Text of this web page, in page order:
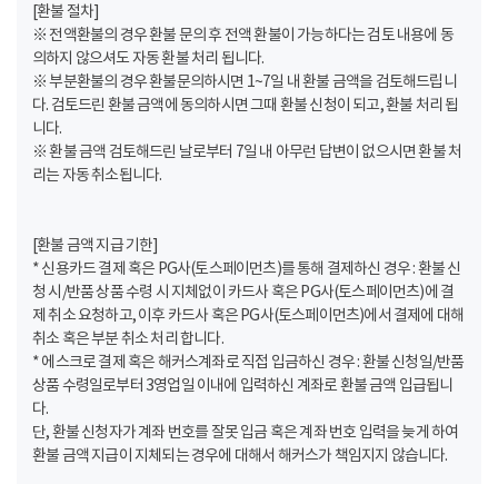
[환불 절차]
※ 전액환불의 경우 환불 문의 후 전액 환불이 가능하다는 검토 내용에 동
의하지 않으셔도 자동 환불 처리 됩니다.
※ 부분환불의 경우 환불문의하시면 1~7일 내 환불 금액을 검토해드립니
다. 검토드린 환불 금액에 동의하시면 그때 환불 신청이 되고, 환불 처리 됩
니다.
※ 환불 금액 검토해드린 날로부터 7일 내 아무런 답변이 없으시면 환불 처
리는 자동 취소됩니다.
[환불 금액 지급 기한]
* 신용카드 결제 혹은 PG사(토스페이먼츠)를 통해 결제하신 경우 : 환불 신
청 시/반품 상품 수령 시 지체없이 카드사 혹은 PG사(토스페이먼츠)에 결
제 취소 요청하고, 이후 카드사 혹은 PG사(토스페이먼츠)에서 결제에 대해
취소 혹은 부분 취소 처리 합니다.
* 에스크로 결제 혹은 해커스계좌로 직접 입금하신 경우 : 환불 신청일/반품
상품 수령일로부터 3영업일 이내에 입력하신 계좌로 환불 금액 입급됩니
다.
단, 환불 신청자가 계좌 번호를 잘못 입금 혹은 계좌 번호 입력을 늦게 하여
환불 금액 지급이 지체되는 경우에 대해서 해커스가 책임지지 않습니다.